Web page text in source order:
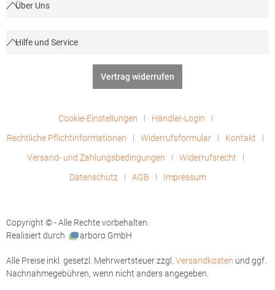
Über Uns
Hilfe und Service
Vertrag widerrufen
Cookie-Einstellungen
Händler-Login
Rechtliche Pflichtinformationen
Widerrufsformular
Kontakt
Versand- und Zahlungsbedingungen
Widerrufsrecht
Datenschutz
AGB Impressum
Copyright © - Alle Rechte vorbehalten.
Realisiert durch
arboro GmbH
Alle Preise inkl. gesetzl. Mehrwertsteuer zzgl. Versandkosten und ggf.
Nachnahmegebühren, wenn nicht anders angegeben.